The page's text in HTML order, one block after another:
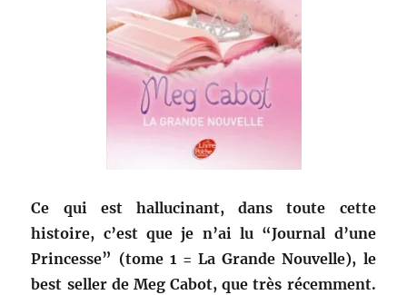
Ce qui est hallucinant, dans toute cette
histoire, c’est que je n’ai lu “Journal d’une
Princesse” (tome 1 = La Grande Nouvelle), le
best seller de Meg Cabot, que très récemment.